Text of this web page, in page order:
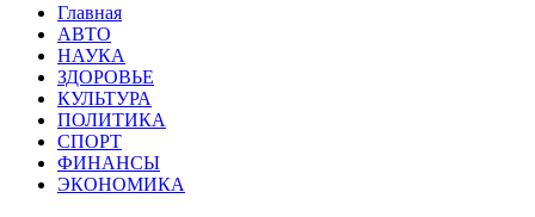
Главная
АВТО
НАУКА
ЗДОРОВЬЕ
КУЛЬТУРА
ПОЛИТИКА
СПОРТ
ФИНАНСЫ
ЭКОНОМИКА